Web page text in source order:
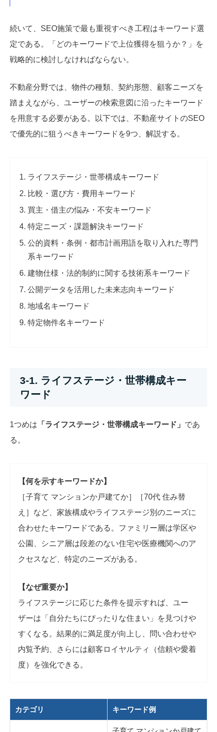
続いて、SEO施策で最も重視すべき工程はキーワード選
定である。「どのキーワードで上位獲得を狙うか？」を
戦略的に検討しなければならない。
不動産分野では、物件の種類、契約形態、顧客ニーズを
踏まえながら、ユーザーの検索意図に沿ったキーワード
を用意する必要がある。以下では、不動産サイトのSEO
で優先的に狙うべきキーワードを9つ、解説する。
ライフステージ・世帯構成キーワード
比較・選び方・費用キーワード
買主・借主の悩み・不安キーワード
特定ニーズ・課題解決キーワード
公的資料・条例・都市計画用語を取り入れた専門
系キーワード
建物仕様・法的制約に関する技術系キーワード
公開データを活用した未来志向キーワード
地域名キーワード
特定物件名キーワード
3-1. ライフステージ・世帯構成キー
ワード
1つめは 「ライフステージ・世帯構成キーワード」 であ
る。
【何を示すキーワードか】
［子育て マンションか戸建てか］［70代 住み替
え］など、家族構成やライフステージ別のニーズに
合わせたキーワードである。ファミリー層は学区や
公園、シニア層は段差のない住宅や医療機関へのア
クセスなど、特定のニーズがある。
【なぜ重要か】
ライフステージに応じた条件を提示すれば、ユー
ザーは「自分たちにぴったりな住まい」を見つけや
すくなる。結果的に満足度が向上し、問い合わせや
内覧予約、さらには顧客ロイヤルティ（信頼や愛着
度）を強化できる。
カテゴリ キーワード例